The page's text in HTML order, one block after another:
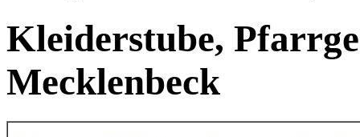
Kleiderstube,
Mecklenbeck